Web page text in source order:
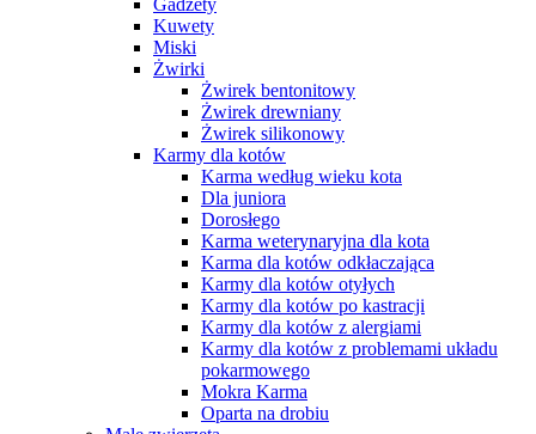
Kuwety
Miski
Żwirki
Żwirek bentonitowy
Żwirek drewniany
Żwirek silikonowy
Karmy dla kotów
Karma według wieku kota
Dla juniora
Dorosłego
Karma weterynaryjna dla kota
Karma dla kotów odkłaczająca
Karmy dla kotów otyłych
Karmy dla kotów po kastracji
Karmy dla kotów z alergiami
Karmy dla kotów z problemami układu
pokarmowego
Mokra Karma
Oparta na drobiu